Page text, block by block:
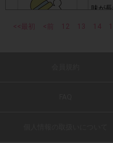
上記参加条件(対象商
味が
<<最初 <前 12 13 14